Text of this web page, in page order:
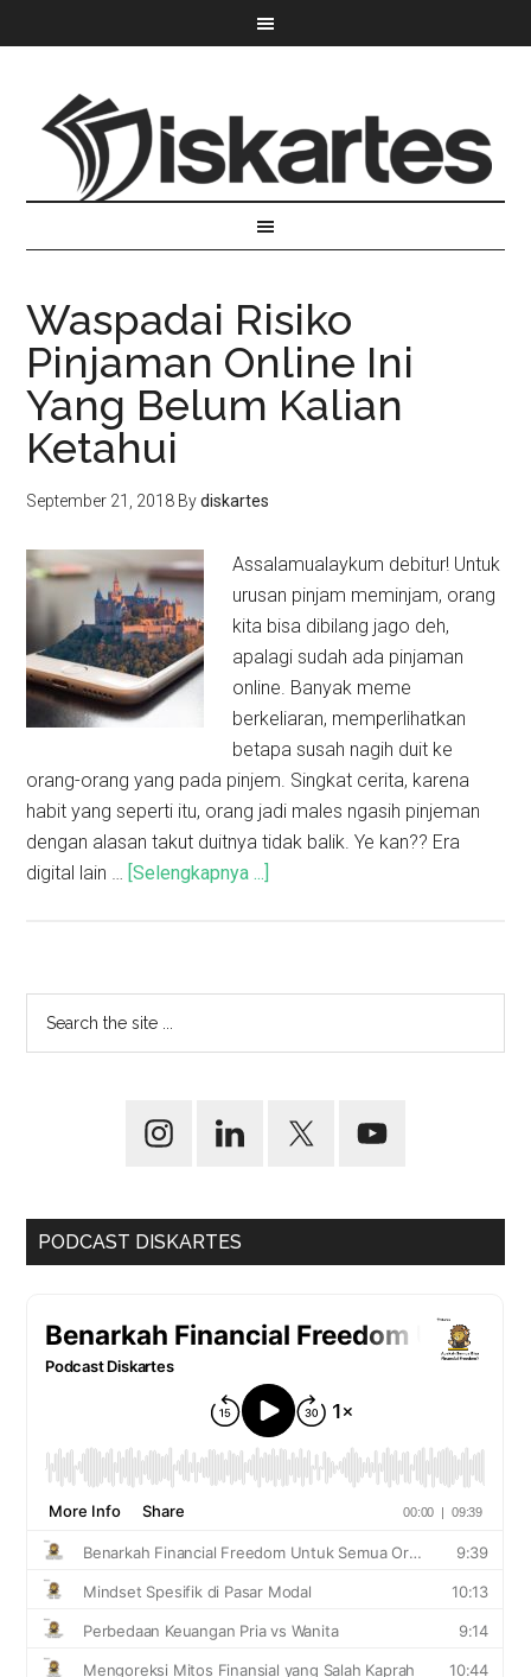
Waspadai Risiko
Pinjaman Online Ini
Yang Belum Kalian
Ketahui
September 21, 2018 Bydiskartes
Assalamualaykum debitur! Untuk
urusan pinjam meminjam, orang
kita bisa dibilang jago deh,
apalagi sudah ada pinjaman
online. Banyak meme
berkeliaran, memperlihatkan
betapa susah nagih duit ke
orang-orang yang pada pinjem. Singkat cerita, karena
habit yang seperti itu, orang jadi males ngasih pinjeman
dengan alasan takut duitnya tidak balik. Ye kan?? Era
digital lain … [Selengkapnya ...]
PODCAST DISKARTES